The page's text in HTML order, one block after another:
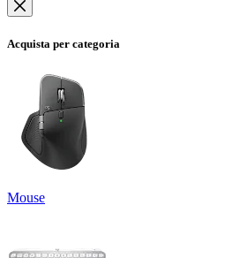
Acquista per categoria
Mouse